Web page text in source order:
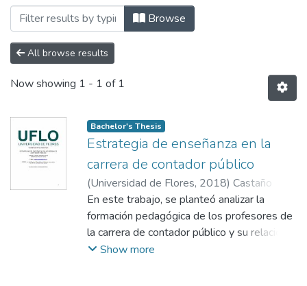
Browsing Facultad de Ciencias
Browse
All browse results
Now showing 1 - 1 of 1
Bachelor's Thesis
Estrategia de enseñanza en la
carrera de contador público
(Universidad de Flores, 2018) Castaño
Maidana, Emilia; Fernández Ruiz, Matías
En este trabajo, se planteó analizar la
formación pedagógica de los profesores de
la carrera de contador público y su relación
con el conocimiento, uso y beneficios para el
Show more